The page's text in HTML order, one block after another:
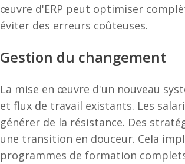
œuvre d'ERP peut optimiser
éviter des erreurs coûteuses.
Gestion du changement
La mise en œuvre d'un nouveau
et flux de travail existants. Les
générer de la résistance. Des
une transition en douceur. Cela
programmes de formation